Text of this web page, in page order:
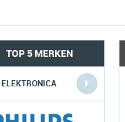
TOP 5 MERKEN
ELEKTRONICA